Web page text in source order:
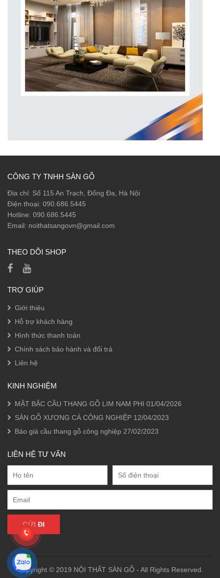
CÔNG TY TNHH SÀN GỖ
Địa chỉ: Số 115 An Trạch, Đống Đa, Hà Nội
Điện thoại: 090.686.5445
Hotline: 090.686.5445
Email: noithatsangovn@gmail.com
THEO DÕI SHOP
TRỢ GIÚP
Giới thiệu
Hỗ trợ khách hàng
Hình thức thanh toán
Chính sách bảo hành và đổi trả
Liên hệ
KINH NGHIỆM
MẶT BẬC CẦU THANG GỖ LIM NAM PHI 01/04/2026
SÀN GỖ XƯƠNG CÁ CÔNG NGHIỆP 12/04/2023
Báo giá cầu thang gỗ công nghiệp 27/02/2023
LIÊN HỆ TƯ VẤN
Copyright © 2019 NỘI THẤT SÀN GỖ - All Rights Reserved.